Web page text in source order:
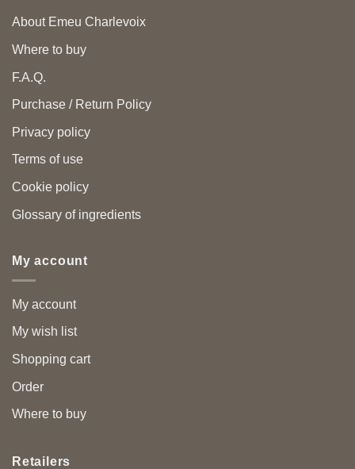
About Emeu Charlevoix
Where to buy
F.A.Q.
Purchase / Return Policy
Privacy policy
Terms of use
Cookie policy
Glossary of ingredients
My account
My account
My wish list
Shopping cart
Order
Where to buy
Retailers